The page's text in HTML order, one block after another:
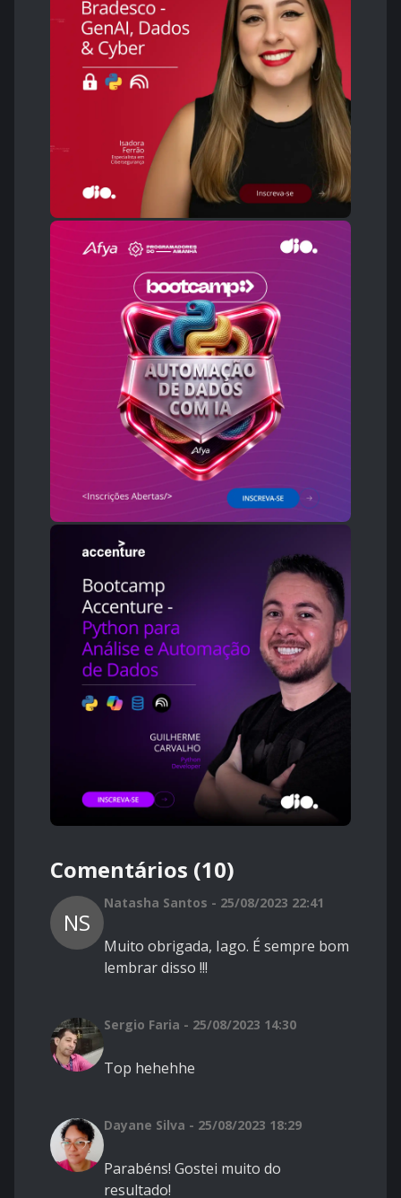
Comentários (10)
NS
Natasha Santos - 25/08/2023 22:41
Muito obrigada, Iago. É sempre bom
lembrar disso !!!
Sergio Faria - 25/08/2023 14:30
Top hehehhe
Dayane Silva - 25/08/2023 18:29
Parabéns! Gostei muito do
resultado!